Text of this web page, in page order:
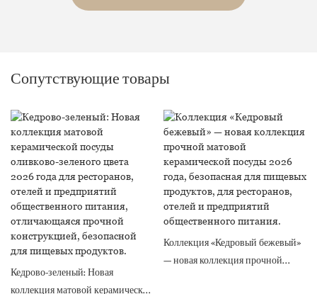
Сопутствующие товары
Кедрово-зеленый: Новая
коллекция матовой керамической
Коллекция «Кедровый бежевый»
— новая коллекция прочной